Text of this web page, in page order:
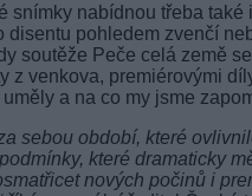
snímky nabídnou třeba
disentu pohledem zvenčí
soutěže Peče celá země
z venkova, premiérovými
uměly a na co my jsme
sebou období, které
které dramaticky
nových počinů i